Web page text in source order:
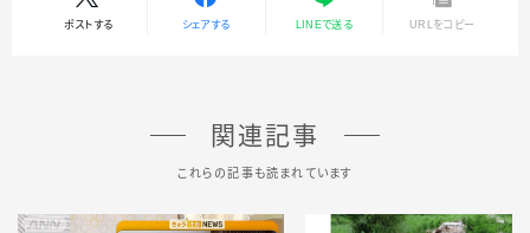
ポストする シェアする LINEで送る URLをコピー
関連記事
これらの記事も読まれています